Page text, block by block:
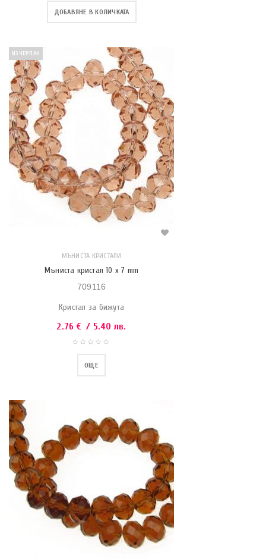
ДОБАВЯНЕ В КОЛИЧКАТА
ИЗЧЕРПАН
МЪНИСТА КРИСТАЛИ
Мъниста кристал 10 x 7 mm
709116
Кристал за бижута
2.76 € / 5.40 лв.
ОЩЕ